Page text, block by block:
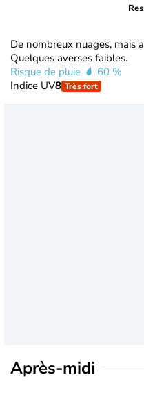
De nombreux nuages, mais
Quelques averses faibles.
Risque de pluie
60 %
Indice UV8 Très fort
Après-midi